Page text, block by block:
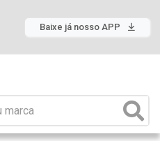
Baixe já nosso APP